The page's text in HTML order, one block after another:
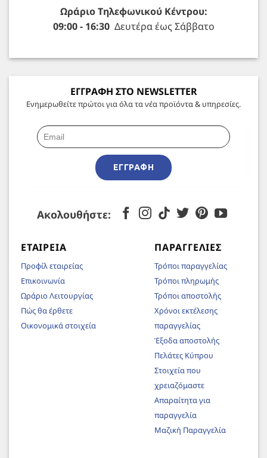
Ωράριο Τηλεφωνικού Κέντρου:
09:00 - 16:30Δευτέρα έως Σάββατο
ΕΓΓΡΑΦΗ ΣΤΟ NEWSLETTER
Ενημερωθείτε πρώτοι για όλα τα νέα προϊόντα & υπηρεσίες.
ΕΓΓΡΑΦΉ
Ακολουθήστε:
ΕΤΑΙΡΕΊΑ
Προφίλ εταιρείας
Επικοινωνία
Ωράριο Λειτουργίας
Πώς θα έρθετε
Οικονομικά στοιχεία
ΠΑΡΑΓΓΕΛΊΕΣ
Τρόποι παραγγελίας
Τρόποι πληρωμής
Τρόποι αποστολής
Χρόνοι εκτέλεσης
παραγγελίας
Έξοδα αποστολής
Πελάτες Κύπρου
Στοιχεία που
χρειαζόμαστε
Απαραίτητα για
παραγγελία
Μαζική Παραγγελία